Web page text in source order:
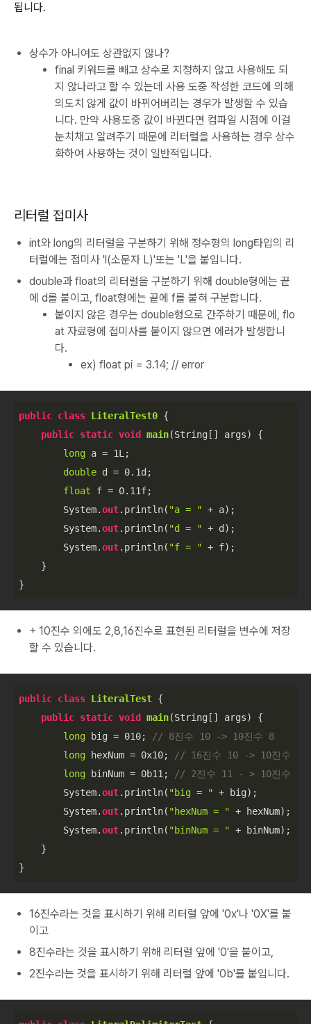
됩니다.
상수가 아니여도 상관없지 않나?
final 키워드를 빼고 상수로 지정하지 않고 사용해도 되
지 않나라고 할 수 있는데 사용 도중 작성한 코드에 의해
의도치 않게 값이 바뀌어버리는 경우가 발생할 수 있습
니다. 만약 사용도중 값이 바뀐다면 컴파일 시점에 이걸
눈치채고 알려주기 때문에 리터럴을 사용하는 경우 상수
화하여 사용하는 것이 일반적입니다.
리터럴 접미사
int와 long의 리터럴을 구분하기 위해 정수형의 long타입의 리
터럴에는 접미사 'l(소문자 L)'또는 'L'을 붙입니다.
double과 float의 리터럴을 구분하기 위해 double형에는 끝
에 d를 붙이고, float형에는 끝에 f를 붙혀 구분합니다.
붙이지 않은 경우는 double형으로 간주하기 때문에, flo
at 자료형에 접미사를 붙이지 않으면 에러가 발생합니
다.
ex) float pi = 3.14; // error
public class LiteralTest0 {
public static void main(String[] args)
{
long a = 1L;
double d = 0.1d;
float f = 0.11f;
        System.
out.println( "a = " + a);
        System.
out.println( "d = " + d);
        System.
out.println( "f = " + f);
    }
}
+ 10진수 외에도 2,8,16진수로 표현된 리터럴을 변수에 저장
할 수 있습니다.
public class LiteralTest {
public static void main(String[] args)
{
long big = 010;
// 8진수 10 -> 10진수 8
long hexNum = 0x10;
// 16진수 10 -> 10진수 16
long binNum = 0b11;
// 2진수 11 - > 10진수 3
        System.
out.println( "big = " + big);
        System.
out.println( "hexNum = " + hexNum);
        System.
out.println( "binNum = " + binNum);
    }
16진수라는 것을 표시하기 위해 리터럴 앞에 '0x'나 '0X'를 붙
이고
8진수라는 것을 표시하기 위해 리터럴 앞에 '0'을 붙이고,
2진수라는 것을 표시하기 위해 리터럴 앞에 '0b'를 붙입니다.